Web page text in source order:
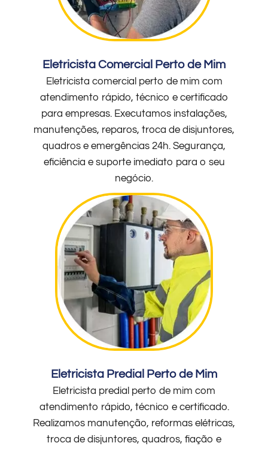
Eletricista Comercial Perto de Mim
Eletricista comercial perto de mim com
atendimento rápido, técnico e certificado
para empresas. Executamos instalações,
manutenções, reparos, troca de disjuntores,
quadros e emergências 24h. Segurança,
eficiência e suporte imediato para o seu
negócio.
Eletricista Predial Perto de Mim
Eletricista predial perto de mim com
atendimento rápido, técnico e certificado.
Realizamos manutenção, reformas elétricas,
troca de disjuntores, quadros, fiação e